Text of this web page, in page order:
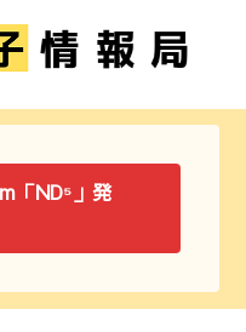
「ND⁵」発